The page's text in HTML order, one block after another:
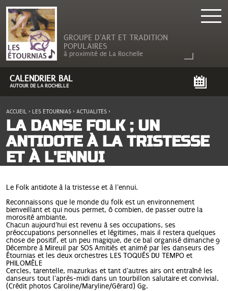
GROUPE D'ART ET TRADITION
POPULAIRES
à proximité de La Rochelle
CALENDRIER BAL
AUTOUR DE LA ROCHELLE
VOUS ÊTES ICI
ACCUEIL › LES ÉTOURNIAS › ACTUALITÉS ›
LA DANSE FOLK ; UN
ANTIDOTE À LA TRISTESSE
ET À L'ENNUI
Le Folk antidote à la tristesse et à l'ennui.
Reconnaissons que le monde du folk est un environnement
bienveillant et qui nous permet, ô combien, de passer outre la
morosité ambiante.
Chacun aujourd'hui est revenu à ses occupations, ses
préoccupations personnelles et légitimes, mais il restera quelques
chose de positif, et un peu magique, de ce bal organisé dimanche 9
Décembre à Mireuil par SOS Amitiés et animé par les danseurs des
Étournias et les deux orchestres LES TOQU ÉS DU TEMPO et
PHILOMÈLE
Cercles, tarentelle, mazurkas et tant d'autres airs ont entraîné les
danseurs tout l'après-midi dans un tourbillon salutaire et convivial.
(Crédit photos Caroline/Maryline/Gérard) Gg.